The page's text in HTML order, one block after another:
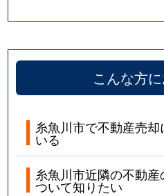
こんな方
糸魚川市で不動産売
いる
糸魚川市近隣の不動
ついて知りたい